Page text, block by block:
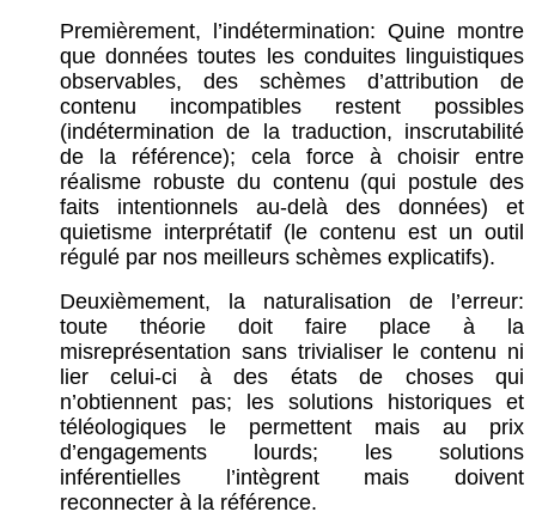
Premièrement, l’indétermination: Quine montre
que données toutes les conduites linguistiques
observables, des schèmes d’attribution de
contenu incompatibles restent possibles
(indétermination de la traduction, inscrutabilité
de la référence); cela force à choisir entre
réalisme robuste du contenu (qui postule des
faits intentionnels au-delà des données) et
quietisme interprétatif (le contenu est un outil
régulé par nos meilleurs schèmes explicatifs).
Deuxièmement, la naturalisation de l’erreur:
toute théorie doit faire place à la
misreprésentation sans trivialiser le contenu ni
lier celui-ci à des états de choses qui
n’obtiennent pas; les solutions historiques et
téléologiques le permettent mais au prix
d’engagements lourds; les solutions
inférentielles l’intègrent mais doivent
reconnecter à la référence.